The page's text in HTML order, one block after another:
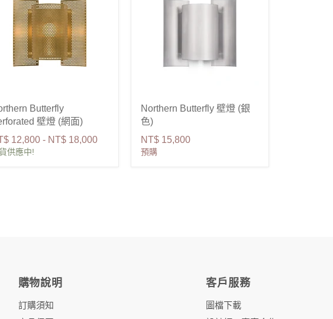
Butterfly
壁燈 (網面)
12,800 - NT$ 18,000
供應中!
Northern Butterfly 壁燈 (銀
色)
NT$ 15,800
預購
購物說明
訂購須知
客戶服務
圖檔下載